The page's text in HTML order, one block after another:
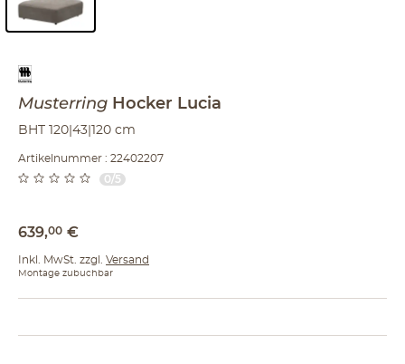
Musterring Hocker Lucia
BHT 120|43|120 cm
Artikelnummer : 22402207
0/5
639,00 €
Inkl. MwSt. zzgl. Versand
Montage zubuchbar